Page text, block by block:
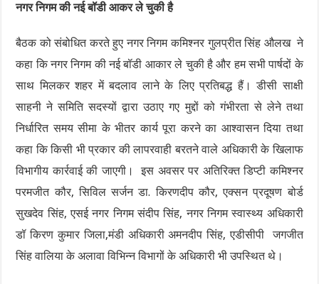
नगर निगम की नई बॉडी आकर ले चुकी है
बैठक को संबोधित करते हुए नगर निगम कमिश्नर गुलप्रीत सिंह औलख ने
कहा कि नगर निगम की नई बॉडी आकार ले चुकी है और हम सभी पार्षदों के
साथ मिलकर शहर में बदलाव लाने के लिए प्रतिबद्ध हैं। डीसी साक्षी
साहनी ने समिति सदस्यों द्वारा उठाए गए मुद्दों को गंभीरता से लेने तथा
निर्धारित समय सीमा के भीतर कार्य पूरा करने का आश्वासन दिया तथा
कहा कि किसी भी प्रकार की लापरवाही बरतने वाले अधिकारी के खिलाफ
विभागीय कार्रवाई की जाएगी। इस अवसर पर अतिरिक्त डिप्टी कमिश्नर
परमजीत कौर, सिविल सर्जन डा. किरणदीप कौर, एक्सन प्रदूषण बोर्ड
सुखदेव सिंह, एसई नगर निगम संदीप सिंह, नगर निगम स्वास्थ्य अधिकारी
डॉ किरण कुमार जिला,मंडी अधिकारी अमनदीप सिंह, एडीसीपी जगजीत
सिंह वालिया के अलावा विभिन्न विभागों के अधिकारी भी उपस्थित थे।